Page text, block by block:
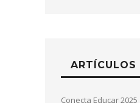
ARTÍCULOS
Conecta Educar 2025